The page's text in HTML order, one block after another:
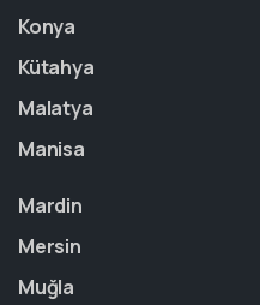
Konya
Kütahya
Malatya
Manisa
Mardin
Mersin
Muğla